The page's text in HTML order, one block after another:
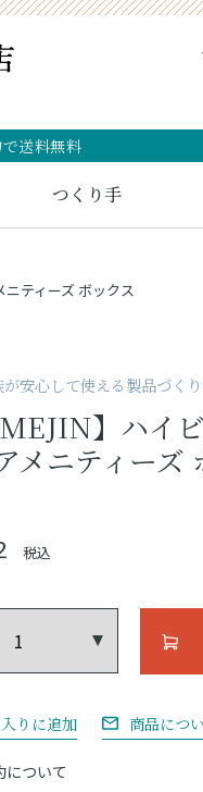
送料無料
つくり手
ニティーズ ボックス
安心して使える製品づくり
】ハイ
メニティーズ
税込
商品につ
について